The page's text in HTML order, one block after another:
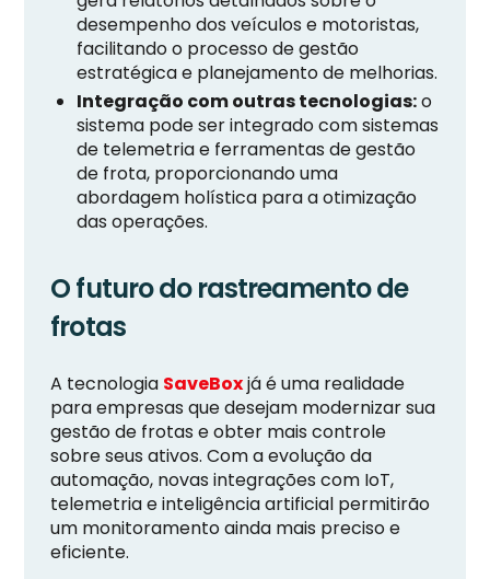
desempenho dos veículos e motoristas,
facilitando o processo de gestão
estratégica e planejamento de melhorias.
Integração com outras tecnologias:o
sistema pode ser integrado com sistemas
de telemetria e ferramentas de gestão
de frota, proporcionando uma
abordagem holística para a otimização
das operações.
O futuro do rastreamento de
frotas
A tecnologia SaveBoxjá é uma realidade
para empresas que desejam modernizar sua
gestão de frotas e obter mais controle
sobre seus ativos. Com a evolução da
automação, novas integrações com IoT,
telemetria e inteligência artificial permitirão
um monitoramento ainda mais preciso e
eficiente.